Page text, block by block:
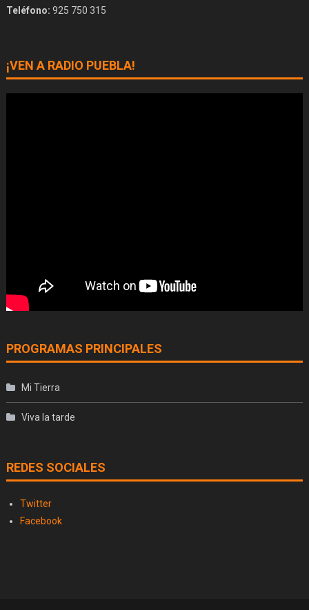
Teléfono: 925 750 315
¡VEN A RADIO PUEBLA!
PROGRAMAS PRINCIPALES
Mi Tierra
Viva la tarde
REDES SOCIALES
Twitter
Facebook